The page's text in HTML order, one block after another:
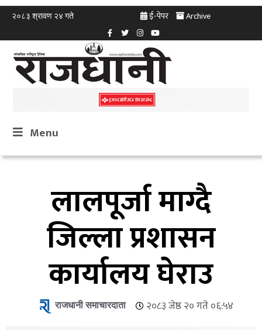
२०८३ श्रावण २४ गते ई-पेपर Archive
Menu
लालपूर्जा माग्दै
जिल्ला प्रशासन
कार्यालय घेराउ
राजधानी समाचारदाता २०८३ जेष्ठ २० गते ०६:५४